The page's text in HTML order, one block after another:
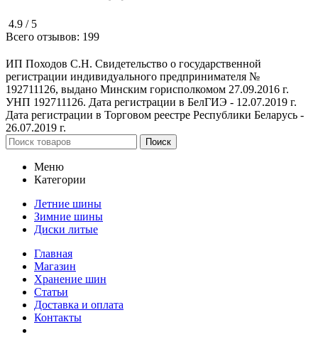
4.9 / 5
Всего отзывов: 199
ИП Походов С.Н. Свидетельство о государственной
регистрации индивидуального предпринимателя №
192711126, выдано Минским горисполкомом 27.09.2016 г.
УНП 192711126. Дата регистрации в БелГИЭ - 12.07.2019 г.
Дата регистрации в Торговом реестре Республики Беларусь -
26.07.2019 г.
Поиск
Меню
Категории
Летние шины
Зимние шины
Диски литые
Главная
Магазин
Хранение шин
Статьи
Доставка и оплата
Контакты